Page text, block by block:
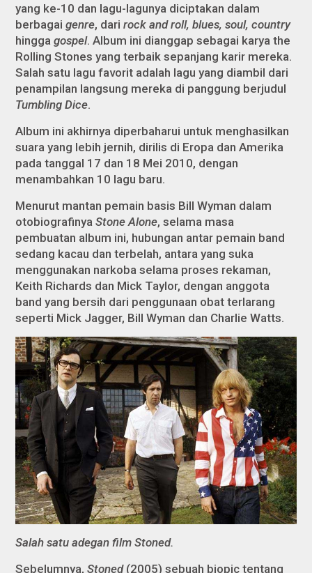
yang ke-10 dan lagu-lagunya diciptakan dalam
berbagaigenre, darirock and roll, blues, soul, country
hinggagospel. Album ini dianggap sebagai karya the
Rolling Stones yang terbaik sepanjang karir mereka.
Salah satu lagu favorit adalah lagu yang diambil dari
penampilan langsung mereka di panggung berjudul
Tumbling Dice.
Album ini akhirnya diperbaharui untuk menghasilkan
suara yang lebih jernih, dirilis di Eropa dan Amerika
pada tanggal 17 dan 18 Mei 2010, dengan
menambahkan 10 lagu baru.
Menurut mantan pemain basis Bill Wyman dalam
otobiografinyaStone Alone, selama masa
pembuatan album ini, hubungan antar pemain band
sedang kacau dan terbelah, antara yang suka
menggunakan narkoba selama proses rekaman,
Keith Richards dan Mick Taylor, dengan anggota
band yang bersih dari penggunaan obat terlarang
seperti Mick Jagger, Bill Wyman dan Charlie Watts.
Salah satu adegan film Stoned.
Sebelumnya,Stoned(2005) sebuah biopic tentang